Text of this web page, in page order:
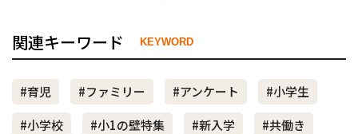
関連キーワード KEYWORD
#育児 #ファミリー #アンケート
#小学生
#小学校
#小1の壁特集 #新入学
#共働き